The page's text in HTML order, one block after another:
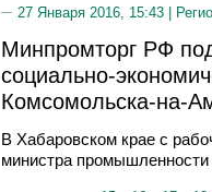
27 Января 2016, 15:43 |
Минпромторг РФ
социально-
Комсомольска-на-
В Хабаровском крае с
министра